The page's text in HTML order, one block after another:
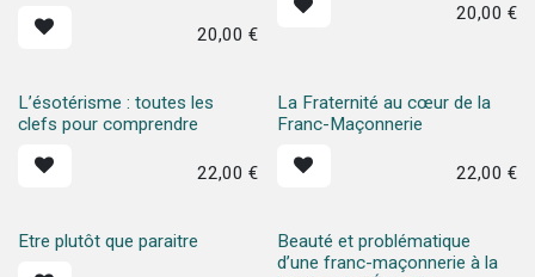
20,00 €
20,00 €
L’ésotérisme : toutes les
clefs pour comprendre
22,00 €
La Fraternité au cœur de la
Franc-Maçonnerie
22,00 €
Etre plutôt que paraitre
Beauté et problématique
d’une franc-maçonnerie à la